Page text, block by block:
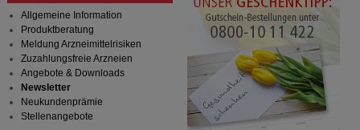
Allgemeine Information
Produktberatung
Meldung Arzneimittelrisiken
Zuzahlungsfreie Arzneien
Angebote & Downloads
Newsletter
Neukundenprämie
Stellenangebote